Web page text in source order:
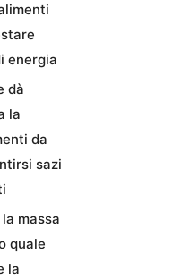
energia
dà
la
da
sazi
massa
quale
la